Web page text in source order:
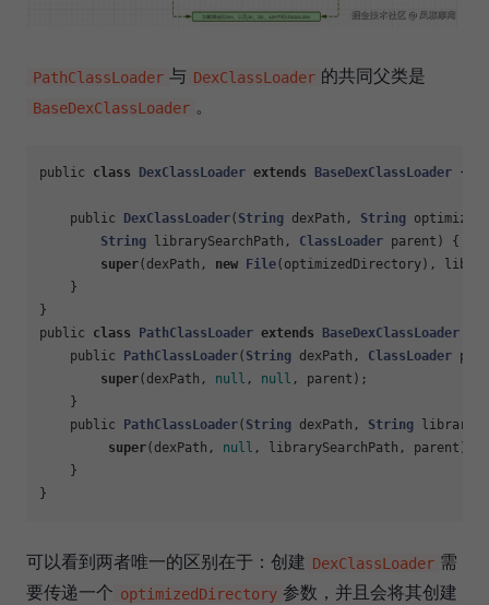
PathClassLoader 与 DexClassLoader 的共同父类是
BaseDexClassLoader 。
public class DexClassLoader extends BaseDexClassLoader {
    public
DexClassLoader( String dexPath, String
String librarySearchPath, ClassLoader parent) {
super(dexPath, new File(optimizedDirectory),
    }
}
public class PathClassLoader extends BaseDexClassLoader
    public
PathClassLoader( String dexPath, ClassLoader
super(dexPath, null , null , parent);
    }
    public
PathClassLoader( String dexPath, String
super(dexPath, null , librarySearchPath, parent);
    }
可以看到两者唯一的区别在于：创建 DexClassLoader 需
要传递一个 optimizedDirectory 参数，并且会将其创建